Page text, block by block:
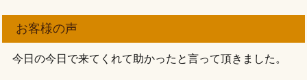
お客様の声
今日の今日で来てくれて助かったと言って頂きました。